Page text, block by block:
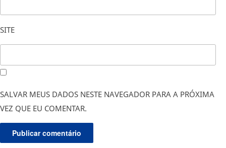
SITE
SALVAR MEUS DADOS NESTE NAVEGADOR PARA A PRÓXIMA
VEZ QUE EU COMENTAR.